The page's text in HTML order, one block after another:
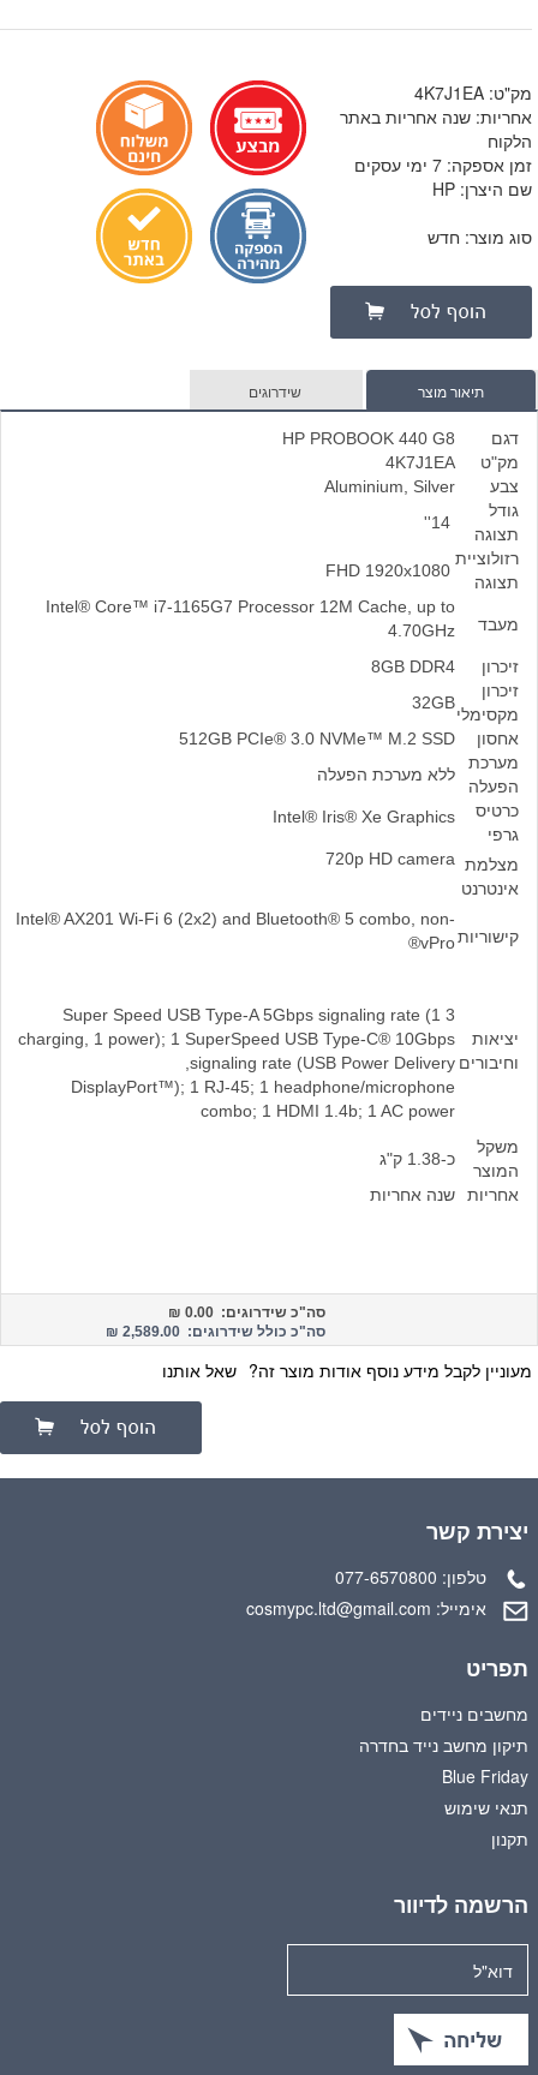
מק"ט: 4K7J1EA
אחריות: שנה אחריות באתר
הלקוח
זמן אספקה: 7 ימי עסקים
שם היצרן: HP
סוג מוצר: חדש
תיאור מוצר שידרוגים
דגם
HP PROBOOK 440 G8
מק"ט
4K7J1EA
צבע
Aluminium, Silver
גודל
תצוגה
רזולוציית
תצוגה
מעבד
Intel® Core™ i7-1165G7 Processor 12M Cache, up to
4.70GHz
זיכרון
8GB DDR4
זיכרון
מקסימלי
32GB
אחסון
512GB PCIe® 3.0 NVMe™ M.2 SSD
מערכת
הפעלה
ללא מערכת הפעלה
כרטיס
גרפי
Intel® Iris® Xe Graphics
מצלמת
אינטרנט
קישוריות
Intel® AX201 Wi-Fi 6 (2x2) and Bluetooth® 5 combo, non-
vPro®
יציאות
וחיבורים
3 Super Speed USB Type-A 5Gbps signaling rate (1
charging, 1 power); 1 SuperSpeed USB Type-C® 10Gbps
signaling rate (USB Power Delivery,
DisplayPort™); 1 RJ-45; 1 headphone/microphone
combo; 1 HDMI 1.4b; 1 AC power
משקל
המוצר
כ-1.38 ק"ג
אחריות
שנה אחריות
סה"כ שידרוגים: 0.00
₪
סה"כ כולל שידרוגים: 2,589.00 ₪
מעוניין לקבל מידע נוסף אודות מוצר זה? שאל אותנו
יצירת קשר
טלפון: 077-6570800
אימייל: cosmypc.ltd@gmail.com
תפריט
מחשבים ניידים
תיקון מחשב נייד בחדרה
Blue Friday
תנאי שימוש
תקנון
הרשמה לדיוור